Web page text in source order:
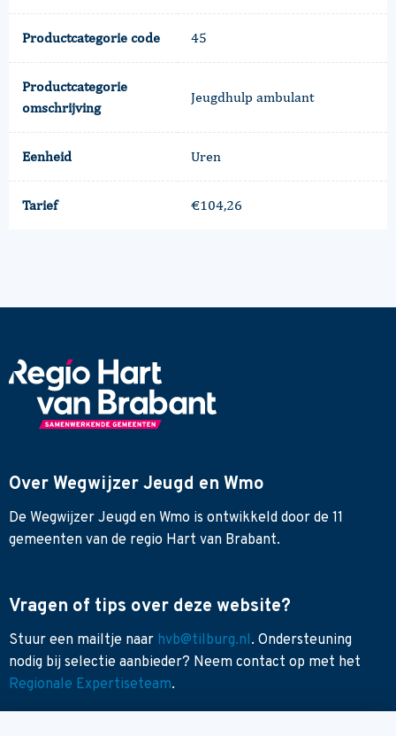
Productcategorie code 45
Productcategorie
omschrijving
Jeugdhulp ambulant
Eenheid Uren
Tarief €104,26
Over Wegwijzer Jeugd en Wmo
De Wegwijzer Jeugd en Wmo is ontwikkeld door de 11
gemeenten van de regio Hart van Brabant.
Vragen of tips over deze website?
Stuur een mailtje naar hvb@tilburg.nl. Ondersteuning
nodig bij selectie aanbieder? Neem contact op met het
Regionale Expertiseteam.